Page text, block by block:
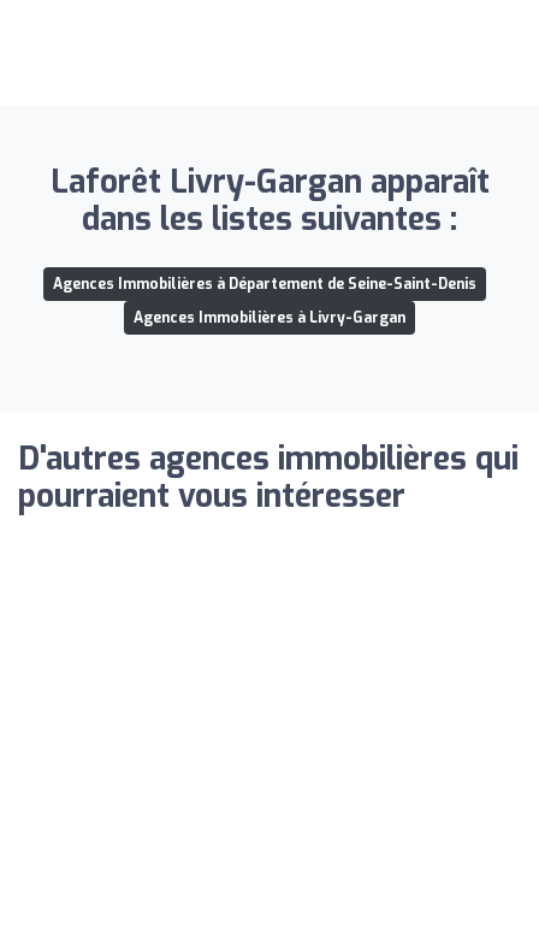
Laforêt Livry-Gargan apparaît
dans les listes suivantes :
Agences Immobilières à Département de Seine-Saint-Denis
Agences Immobilières à Livry-Gargan
D'autres agences immobilières qui
pourraient vous intéresser